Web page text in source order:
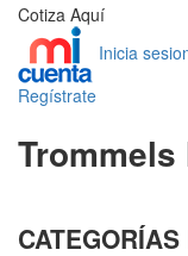
Cotiza Aquí
Inicia
Regístrate
Trommels